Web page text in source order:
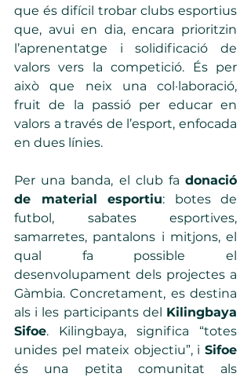
que és difícil trobar clubs esportius
que, avui en dia, encara prioritzin
l’aprenentatge i solidificació de
valors vers la competició. És per
això que neix una col·laboració,
fruit de la passió per educar en
valors a través de l’esport, enfocada
en dues línies.
Per una banda, el club fa donació
de material esportiu: botes de
futbol, sabates esportives,
samarretes, pantalons i mitjons, el
qual fa possible el
desenvolupament dels projectes a
Gàmbia. Concretament, es destina
als i les participants del Kilingbaya
Sifoe. Kilingbaya, significa “totes
unides pel mateix objectiu”, i Sifoe
és una petita comunitat als